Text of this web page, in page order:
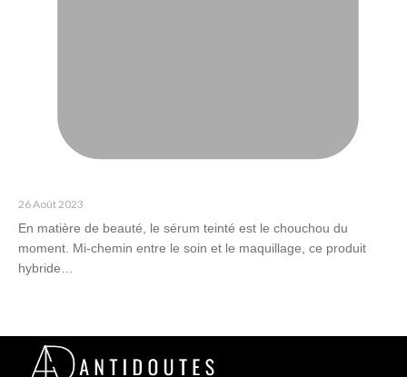
26 Août 2023
En matière de beauté, le sérum teinté est le chouchou du
moment. Mi-chemin entre le soin et le maquillage, ce produit
hybride…